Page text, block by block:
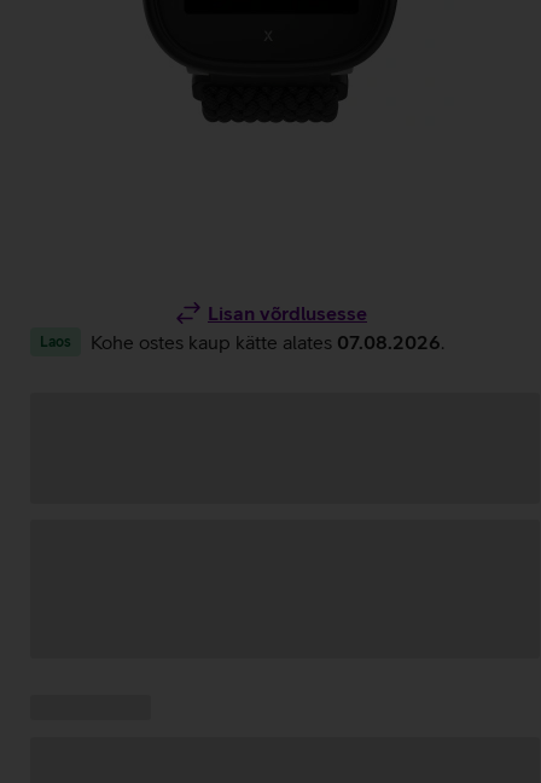
Lisan võrdlusesse
Laos Kohe ostes kaup kätte alates 07.08.2026